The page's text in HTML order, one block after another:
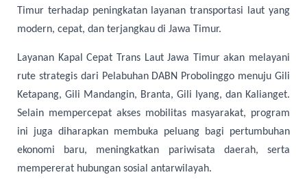
Timur terhadap peningkatan layanan transportasi laut yang
modern, cepat, dan terjangkau di Jawa Timur.
Layanan Kapal Cepat Trans Laut Jawa Timur akan melayani
rute strategis dari Pelabuhan DABN Probolinggo menuju Gili
Ketapang, Gili Mandangin, Branta, Gili Iyang, dan Kalianget.
Selain mempercepat akses mobilitas masyarakat, program
ini juga diharapkan membuka peluang bagi pertumbuhan
ekonomi baru, meningkatkan pariwisata daerah, serta
mempererat hubungan sosial antarwilayah.